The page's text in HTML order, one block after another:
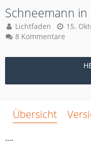
Schneemann in
Lichtfaden 15.
8 Kommentare
Übersicht
....